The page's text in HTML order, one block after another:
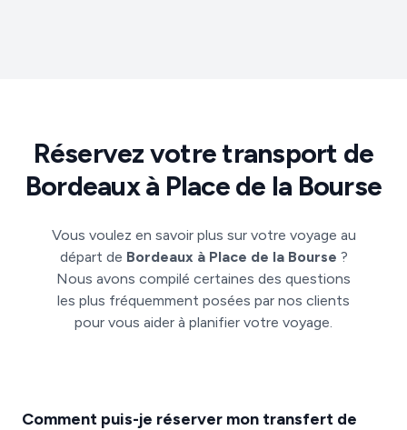
Réservez votre transport de
Bordeaux à Place de la Bourse
Vous voulez en savoir plus sur votre voyage au
départ de Bordeaux à Place de la Bourse ?
Nous avons compilé certaines des questions
les plus fréquemment posées par nos clients
pour vous aider à planifier votre voyage.
Comment puis-je réserver mon transfert de